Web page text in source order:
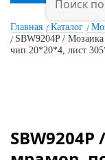
Главная Каталог
SBW9204P /
чип 20*20*4, лист